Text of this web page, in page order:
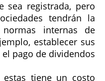
sea registrada, pero
tendrán la
internas de
establecer sus
pago de dividendos
estas tiene un costo